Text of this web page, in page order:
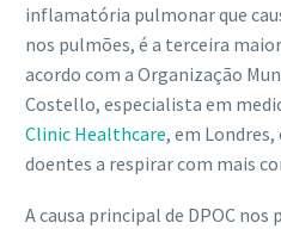
inflamatória pulmonar que
nos pulmões, é a terceira
acordo com a Organização
Costello, especialista em
Clinic Healthcare, em Londres,
doentes a respirar com mais
A causa principal de DPOC nos